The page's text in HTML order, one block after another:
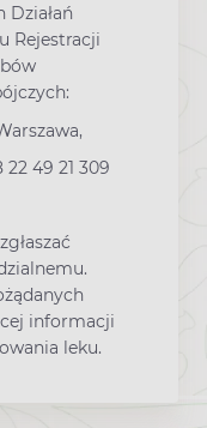
Rejestracji
22 49 21 309
informacji
leku.